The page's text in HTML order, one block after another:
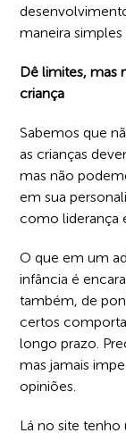
maneira simples
Dê limites, mas
criança
Sabemos que
as crianças
mas não
em sua
como liderança
O que em um
infância é
também, de
certos
longo prazo.
mas jamais
opiniões.
Lá no site